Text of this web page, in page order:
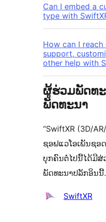
Can I embed a
type with
How can I
support,
other help with
ຜູ້ຮ່ວມພັດທ
ພັດທະນາ
“SwiftXR (3D/
ຊອຟແວໂອເພັນຊອ
ບຸກຄົນຕໍ່ໄປນີ້ໄດ້ມີສ່
ພັດທະນາປລັກອິນນີ້.
ຜູ້
SwiftXR